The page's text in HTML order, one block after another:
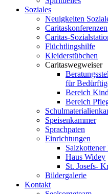
Soziales
Neuigkeiten
Caritaskonferenzen
Caritas-
Flüchtlingshilfe
Kleiderstübchen
Caritaswegweiser
für
Bereich
Bereich
Speisenkammer
Sprachpaten
Einrichtungen
Salzkottener
Haus Widey
St. Josefs-
Bildergalerie
Kontakt